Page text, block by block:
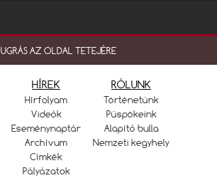
UGRÁS AZ OLDAL TETEJÉRE
HÍREK
Hírfolyam
Videók
Eseménynaptár
Archívum
Címkék
Pályázatok
RÓLUNK
Történetünk
Püspökeink
Alapító bulla
Nemzeti kegyhely